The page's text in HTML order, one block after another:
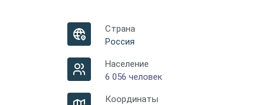
Страна
Россия
Население
6 056 человек
Координаты